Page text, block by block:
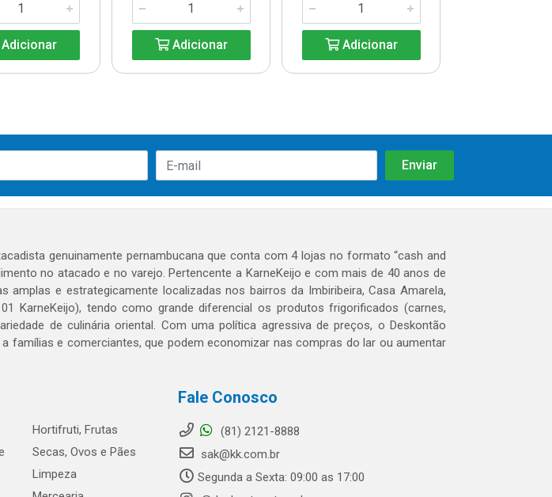
Adicionar Adicionar
genuinamente pernambucana que conta com 4 lojas no formato “cash and
no atacado e no varejo. Pertencente a KarneKeijo e com mais de 40 anos de
amplas e estrategicamente localizadas nos bairros da Imbiribeira, Casa Amarela,
KarneKeijo), tendo como grande diferencial os produtos frigorificados (carnes,
de culinária oriental. Com uma política agressiva de preços, o Deskontão
famílias e comerciantes, que podem economizar nas compras do lar ou aumentar
Hortifruti, Frutas
Secas, Ovos e Pães
Limpeza
Fale Conosco
(81) 2121-8888
sak@kk.com.br
Segunda a Sexta: 09:00 as 17:00